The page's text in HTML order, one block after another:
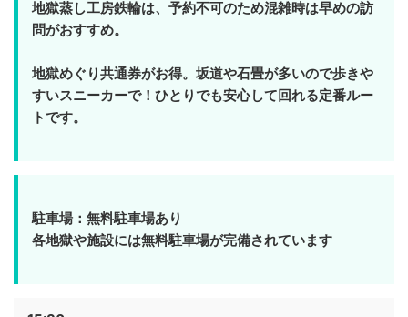
地獄蒸し工房鉄輪は、予約不可のため混雑時は早めの訪
問がおすすめ。
地獄めぐり共通券がお得。坂道や石畳が多いので歩きや
すいスニーカーで！ひとりでも安心して回れる定番ルー
トです。
駐車場：無料駐車場あり
各地獄や施設には無料駐車場が完備されています